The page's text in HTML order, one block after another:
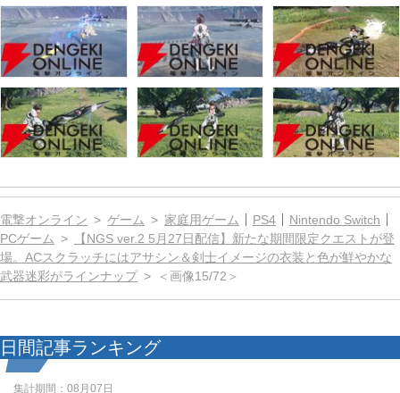
電撃オンライン ゲーム 家庭用ゲーム PS4
Nintendo Switch
PCゲーム
【NGS ver.2 5月27日配信】新たな期間限定クエストが登
場。ACスクラッチにはアサシン＆剣士イメージの衣装と色が鮮やかな
武器迷彩がラインナップ
＜画像15/72＞
日間記事ランキング
集計期間： 08月07日